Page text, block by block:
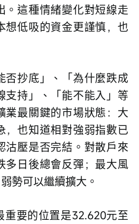
。這種情緒變化對短線走
想低吸的資金更謹慎，也
否抄底」、「為什麼跌成
支持」、「能不能入」等
業最關鍵的市場狀態：大
，也知道相對強弱指數已
沽壓是否完結。對散戶來
多日後總會反彈；最大風
勢可以繼續擴大。
重要的位置是32.620元至